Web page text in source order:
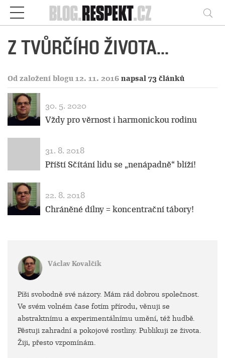
Respekt
Z TVŮRČÍHO ŽIVOTA...
Od založení blogu 12. 11. 2016 napsal 73 článků
30. 5. 2020
Vždy pro věrnost i harmonickou rodinu
31. 8. 2018
Příští Sčítání lidu se „nenápadně“ blíží!
22. 8. 2018
Chráněné dílny = koncentrační tábory!
Václav Kovalčík
Píši svobodně své názory. Mám rád dobrou společnost.
Ve svém volném čase fotím přírodu, věnuji se
abstraktnímu a experimentálnímu umění, též hudbě.
Pěstuji zahradní a pokojové rostliny. Publikuji ze života.
Žiji, přesto vzpomínám.